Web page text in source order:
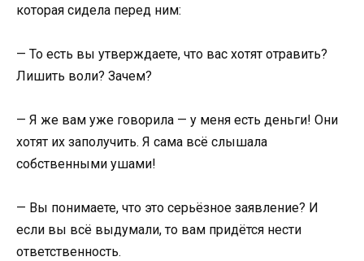
которая сидела перед ним:
— То есть вы утверждаете, что вас хотят отравить?
Лишить воли? Зачем?
— Я же вам уже говорила — у меня есть деньги! Они
хотят их заполучить. Я сама всё слышала
собственными ушами!
— Вы понимаете, что это серьёзное заявление? И
если вы всё выдумали, то вам придётся нести
ответственность.